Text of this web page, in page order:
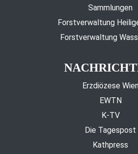
Sammlungen
Forstverwaltung
Forstverwaltung
Erzdiözese
EWTN
K-TV
Die Tagespost
Kathpress